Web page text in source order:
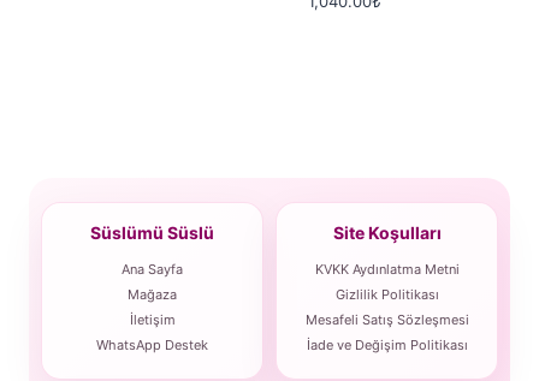
Süslümü Süslü
Ana Sayfa
Mağaza
İletişim
WhatsApp Destek
Site Koşulları
KVKK Aydınlatma Metni
Gizlilik Politikası
Mesafeli Satış Sözleşmesi
İade ve Değişim Politikası